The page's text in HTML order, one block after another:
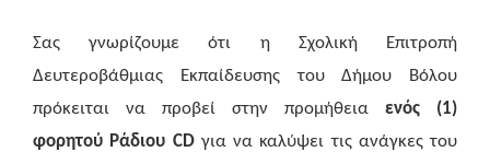
Σας γνωρίζουμε ότι η Σχολική Επιτροπή
Δευτεροβάθμιας Εκπαίδευσης του Δήμου Βόλου
πρόκειται να προβεί στην προμήθεια ενός (1)
φορητού Ράδιου CD για να καλύψει τις ανάγκες του